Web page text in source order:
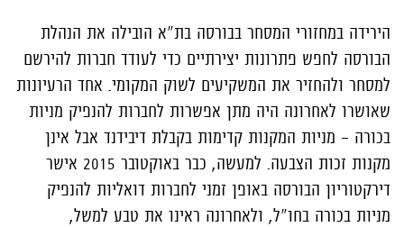
הירידה במחזורי המסחר בבורסה בת"א הובילה את הנהלת
הבורסה לחפש פתרונות יצירתיים כדי לעודד חברות להירשם
למסחר ולהחזיר את המשקיעים לשוק המקומי. אחד הרעיונות
שאושרו לאחרונה היה מתן אפשרות לחברות להנפיק מניות
בכורה – מניות המקנות קדימות בקבלת דיבידנד אבל אינן
מקנות זכות הצבעה. למעשה, כבר באוקטובר 2015 אישר
דירקטוריון הבורסה באופן זמני לחברות דואליות להנפיק
מניות בכורה בחו"ל, ולאחרונה ראינו את טבע למשל,